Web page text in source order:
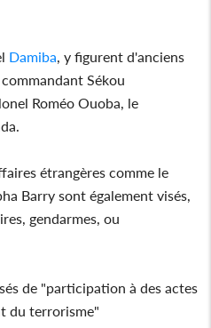
Damiba , y figurent d'anciens
Sékou
Roméo Ouoba, le
étrangères comme le
Barry sont également visés,
gendarmes, ou
de "participation à des actes
du terrorisme"